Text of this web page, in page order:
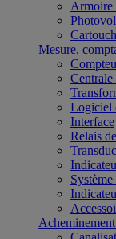
Armoire
Mesure,
Centrale
Logiciel
Interface
Relais